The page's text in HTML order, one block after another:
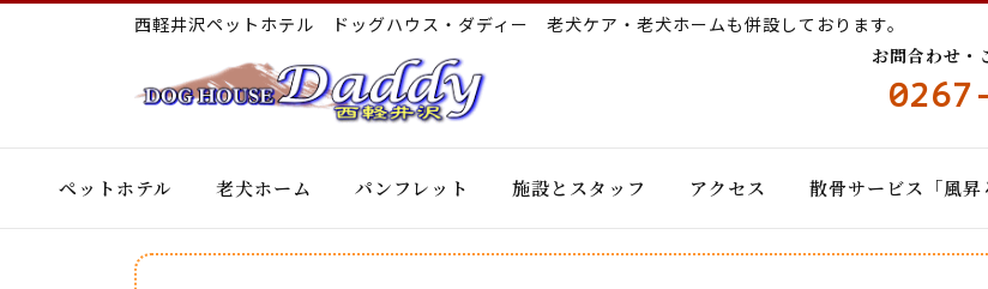
西軽井沢ペットホテル ドッグハウス・ダディー 老犬ケア・老犬ホームも併設しております。
お問合わせ
ペットホテル 老犬ホーム パンフレット 施設とスタッフ アクセス 散骨サービス「風昇